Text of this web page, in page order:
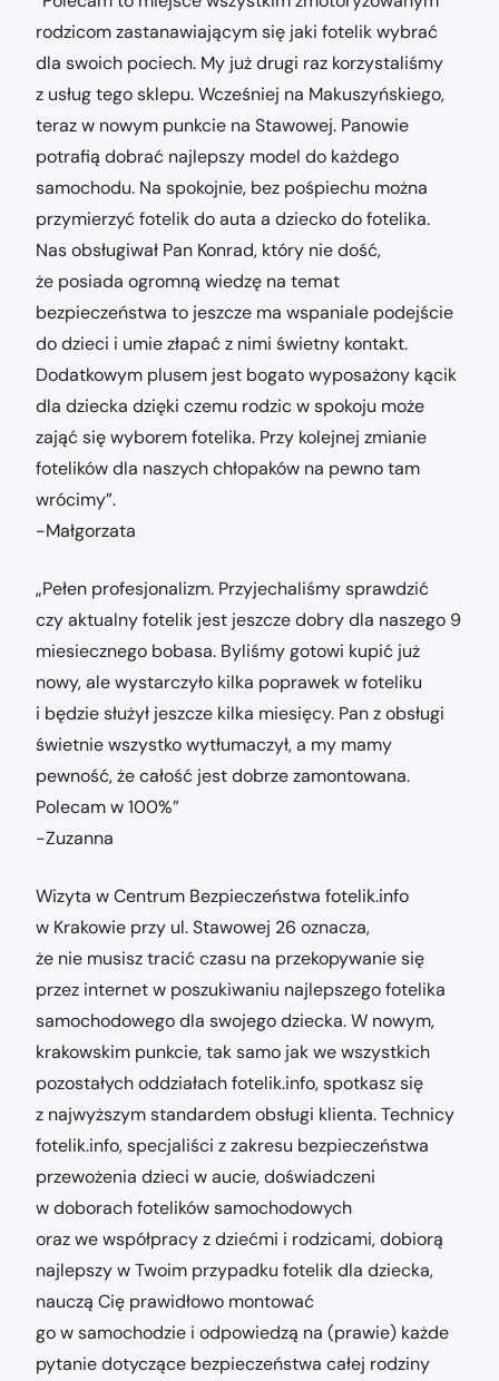
rodzicom zastanawiającym się jaki fotelik wybrać
dla swoich pociech. My już drugi raz korzystaliśmy
z usług tego sklepu. Wcześniej na Makuszyńskiego,
teraz w nowym punkcie na Stawowej. Panowie
potrafią dobrać najlepszy model do każdego
samochodu. Na spokojnie, bez pośpiechu można
przymierzyć fotelik do auta a dziecko do fotelika.
Nas obsługiwał Pan Konrad, który nie dość,
że posiada ogromną wiedzę na temat
bezpieczeństwa to jeszcze ma wspaniale podejście
do dzieci i umie złapać z nimi świetny kontakt.
Dodatkowym plusem jest bogato wyposażony kącik
dla dziecka dzięki czemu rodzic w spokoju może
zająć się wyborem fotelika. Przy kolejnej zmianie
fotelików dla naszych chłopaków na pewno tam
wrócimy”.
-Małgorzata
„Pełen profesjonalizm. Przyjechaliśmy sprawdzić
czy aktualny fotelik jest jeszcze dobry dla naszego 9
miesiecznego bobasa. Byliśmy gotowi kupić już
nowy, ale wystarczyło kilka poprawek w foteliku
i będzie służył jeszcze kilka miesięcy. Pan z obsługi
świetnie wszystko wytłumaczył, a my mamy
pewność, że całość jest dobrze zamontowana.
Polecam w 100%”
-Zuzanna
Wizyta w Centrum Bezpieczeństwa fotelik.info
w Krakowie przy ul. Stawowej 26 oznacza,
że nie musisz tracić czasu na przekopywanie się
przez internet w poszukiwaniu najlepszego fotelika
samochodowego dla swojego dziecka. W nowym,
krakowskim punkcie, tak samo jak we wszystkich
pozostałych oddziałach fotelik.info, spotkasz się
z najwyższym standardem obsługi klienta. Technicy
fotelik.info, specjaliści z zakresu bezpieczeństwa
przewożenia dzieci w aucie, doświadczeni
w doborach fotelików samochodowych
oraz we współpracy z dziećmi i rodzicami, dobiorą
najlepszy w Twoim przypadku fotelik dla dziecka,
nauczą Cię prawidłowo montować
go w samochodzie i odpowiedzą na (prawie) każde
pytanie dotyczące bezpieczeństwa całej rodziny